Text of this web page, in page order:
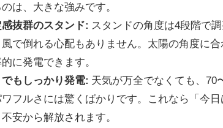
のは、大きな強みです。
抜群のスタンド: スタンドの角度は4段階で
風で倒れる心配もありません。太陽の角度に
に発電できます。
もしっかり発電: 天気が万全でなくても、70
フルさには驚くばかりです。これなら「今
安から解放されます。